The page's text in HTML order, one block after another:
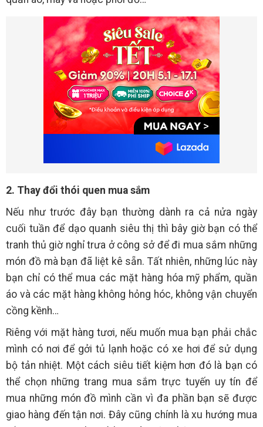
2. Thay đổi thói quen mua sắm
Nếu như trước đây bạn thường dành ra cả nửa ngày
cuối tuần để dạo quanh siêu thị thì bây giờ bạn có thể
tranh thủ giờ nghỉ trưa ở công sở để đi mua sắm những
món đồ mà bạn đã liệt kê sẵn. Tất nhiên, những lúc này
bạn chỉ có thể mua các mặt hàng hóa mỹ phẩm, quần
áo và các mặt hàng không hỏng hóc, không vận chuyển
cồng kềnh…
Riêng với mặt hàng tươi, nếu muốn mua bạn phải chắc
mình có nơi để gởi tủ lạnh hoặc có xe hơi để sử dụng
bộ tản nhiệt. Một cách siêu tiết kiệm hơn đó là bạn có
thể chọn những trang mua sắm trực tuyến uy tín để
mua những món đồ mình cần vì đa phần bạn sẽ được
giao hàng đến tận nơi. Đây cũng chính là xu hướng mua